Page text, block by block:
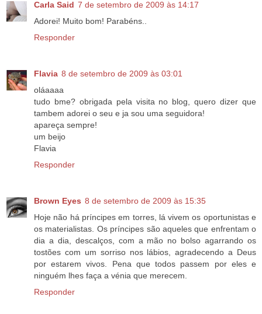
Carla Said 7 de setembro de 2009 às 14:17
Adorei! Muito bom! Parabéns..
Responder
Flavia 8 de setembro de 2009 às 03:01
oláaaaa
tudo bme? obrigada pela visita no blog, quero dizer que
tambem adorei o seu e ja sou uma seguidora!
apareça sempre!
um beijo
Flavia
Responder
Brown Eyes 8 de setembro de 2009 às 15:35
Hoje não há príncipes em torres, lá vivem os oportunistas e
os materialistas. Os príncipes são aqueles que enfrentam o
dia a dia, descalços, com a mão no bolso agarrando os
tostões com um sorriso nos lábios, agradecendo a Deus
por estarem vivos. Pena que todos passem por eles e
ninguém lhes faça a vénia que merecem.
Responder